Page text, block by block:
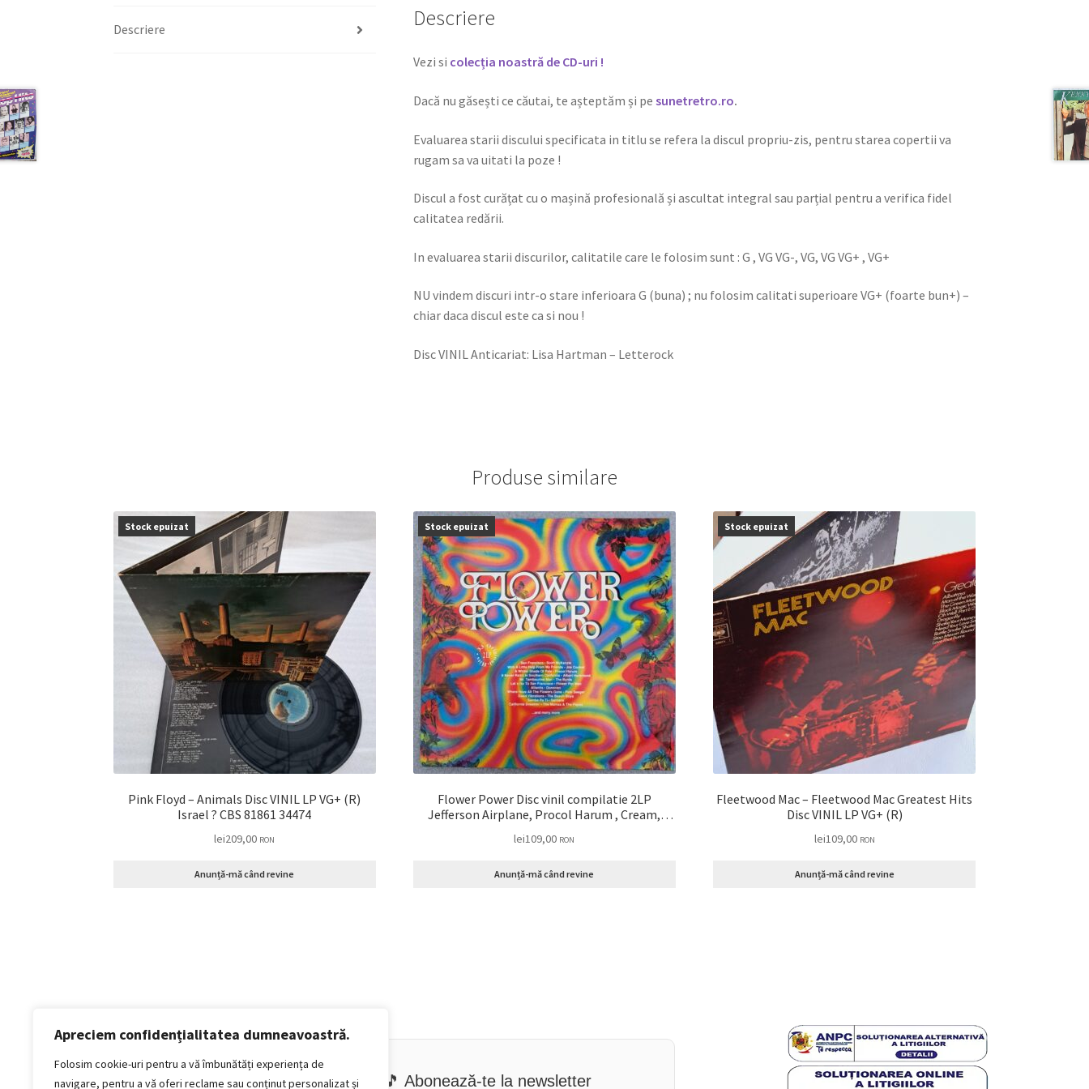
Apreciem confidențialitatea dumneavoastră.
Folosim cookie-uri pentru a vă îmbunătăți experiența de
navigare, pentru a vă oferi reclame sau conținut personalizat și
Descriere Descriere
Vezi si colecția noastră de CD-uri !
Dacă nu găsești ce căutai, te așteptăm și pesunetretro.ro.
Evaluarea starii discului specificata in titlu se refera la discul propriu-zis, pentru starea copertii va
rugam sa va uitati la poze !
Discul a fost curățat cu o mașină profesională și ascultat integral sau parțial pentru a verifica fidel
calitatea redării.
In evaluarea starii discurilor, calitatile care le folosim sunt : G , VG VG-, VG, VG VG+ , VG+
NU vindem discuri intr-o stare inferioara G (buna) ; nu folosim calitati superioare VG+ (foarte bun+) –
chiar daca discul este ca si nou !
Disc VINIL Anticariat: Lisa Hartman – Letterock
Produse similare
Stock epuizat
Pink Floyd – Animals Disc VINIL LP VG+ (R)
Israel ? CBS 81861 34474
lei209,00 RON
Anunță-mă când revine
Stock epuizat
Flower Power Disc vinil compilatie 2LP
Jefferson Airplane, Procol Harum , Cream,
lei109,00 RON
Anunță-mă când revine
Stock epuizat
Fleetwood Mac – Fleetwood Mac Greatest Hits
Disc VINIL LP VG+ (R)
lei109,00 RON
Anunță-mă când revine
Politică de confidențialitate
Termeni si conditii
Politica de cookies
🎵 Abonează-te la newsletter